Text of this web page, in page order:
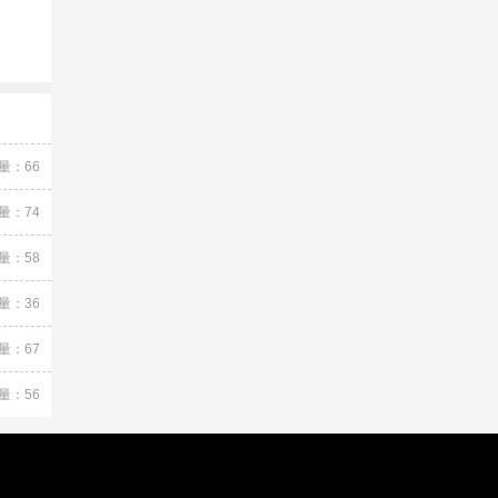
：66
：74
：58
：36
：67
：56